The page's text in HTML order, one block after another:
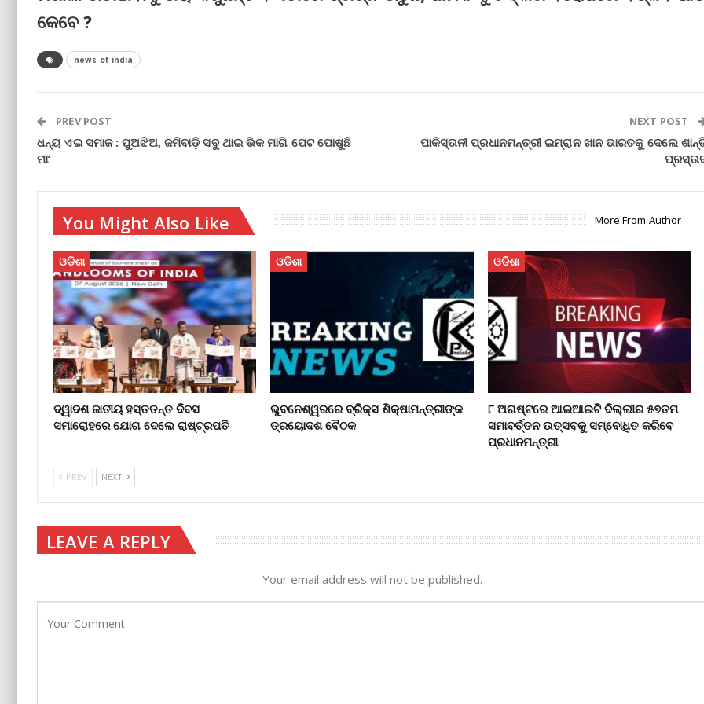
କେବେ ?
news of india
PREV POST
ଧନ୍ୟ ଏଇ ସମାଜ : ପୁଅଝିଅ, ଜମିବାଡ଼ି ସବୁ ଥାଇ ଭିକ ମାଗି ପେଟ ପୋଷୁଛି
ମା’
NEXT POST
ପାକିସ୍ତାନୀ ପ୍ରଧାନମନ୍ତ୍ରୀ ଇମ୍ରାନ ଖାନ ଭାରତକୁ ଦେଲେ
You Might Also Like More From Author
ଓଡିଶା
ଦ୍ୱାଦଶ ଜାତୀୟ ହସ୍ତତନ୍ତ ଦିବସ
ସମାରୋହରେ ଯୋଗ ଦେଲେ ରାଷ୍ଟ୍ରପତି
ଓଡିଶା
ଭୁବନେଶ୍ୱରରେ ବ୍ରିକ୍ସ ଶିକ୍ଷାମନ୍ତ୍ରୀଙ୍କ
ତ୍ରୟୋଦଶ ବୈଠକ
ଓଡିଶା
୮ ଅଗଷ୍ଟରେ ଆଇଆଇଟି ଦିଲ୍ଲୀର ୫୭ତମ
ସମାବର୍ତ୍ତନ ଉତ୍ସବକୁ ସମ୍ବୋଧିତ କରିବେ
ପ୍ରଧାନମନ୍ତ୍ରୀ
PREV NEXT
LEAVE A REPLY
Your email address will not be published.